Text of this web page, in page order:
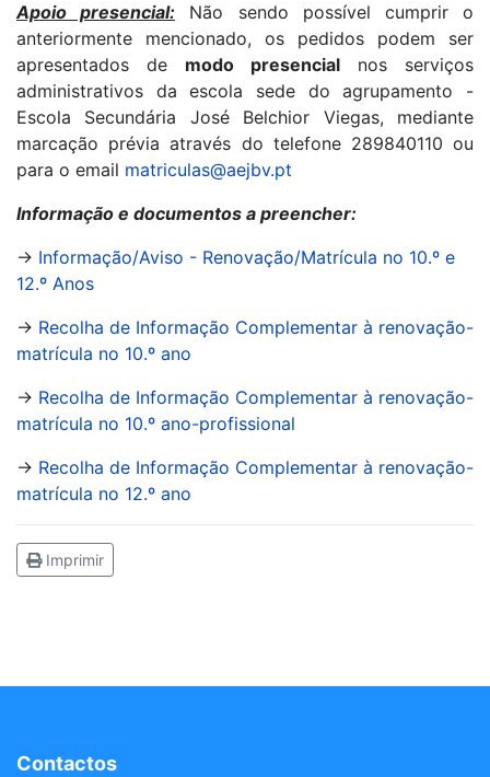
Apoio presencial: Não sendo possível cumprir o
anteriormente mencionado, os pedidos podem ser
apresentados de modo presencial nos serviços
administrativos da escola sede do agrupamento -
Escola Secundária José Belchior Viegas, mediante
marcação prévia através do telefone 289840110 ou
para o email matriculas@aejbv.pt
Informação e documentos a preencher:
→ Informação/Aviso - Renovação/Matrícula no 10.º e
12.º Anos
→ Recolha de Informação Complementar à renovação-
matrícula no 10.º ano
→ Recolha de Informação Complementar à renovação-
matrícula no 10.º ano-profissional
→ Recolha de Informação Complementar à renovação-
matrícula no 12.º ano
Imprimir
Contactos